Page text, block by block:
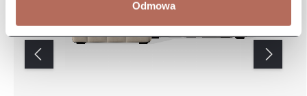
Odmowa